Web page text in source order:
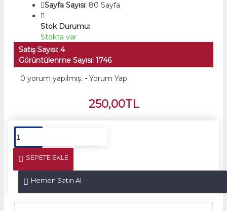
Sayfa Sayısı: 80 Sayfa
Stok Durumu:
Stokta var
Satış Sayısı: 4
Görüntülenme Sayısı: 1746
0 yorum yapılmış. - Yorum Yap
250,00TL
SEPETE EKLE
Hemen Satın Al